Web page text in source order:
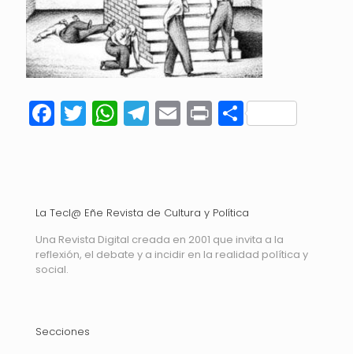
Facebook
Twitter
WhatsApp
Telegram
Email
Print
La Tecl@ Eñe Revista de Cultura y Política
Una Revista Digital creada en 2001 que invita a la
reflexión, el debate y a incidir en la realidad política y
social.
Secciones